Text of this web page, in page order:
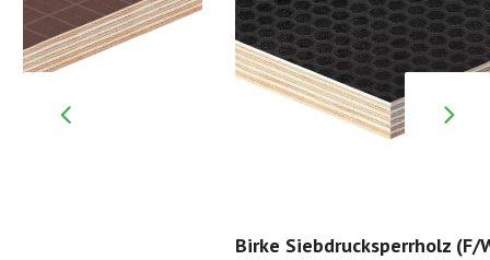
Birke Siebdrucksperrholz (F/W)